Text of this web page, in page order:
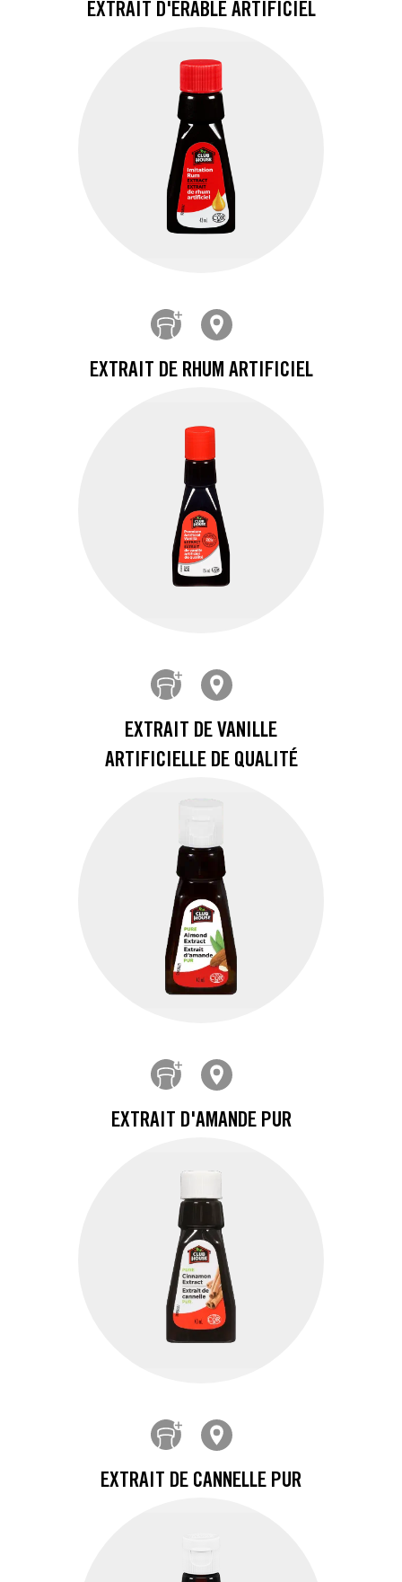
EXTRAIT D'ÉRABLE ARTIFICIEL
EXTRAIT DE RHUM ARTIFICIEL
EXTRAIT DE VANILLE
ARTIFICIELLE DE QUALITÉ
EXTRAIT D'AMANDE PUR
EXTRAIT DE CANNELLE PUR